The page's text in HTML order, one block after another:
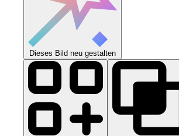
Dieses Bild neu gestalten